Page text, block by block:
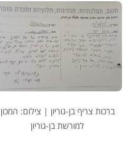
ברכות צריף בן-גוריון | צילום: המכון
למורשת בן-גוריון